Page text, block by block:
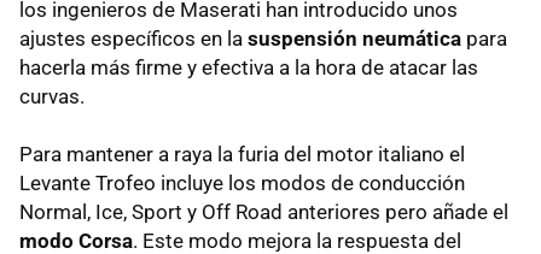
los ingenieros de Maserati han introducido unos
ajustes específicos en la suspensión neumática para
hacerla más firme y efectiva a la hora de atacar las
curvas.
Para mantener a raya la furia del motor italiano el
Levante Trofeo incluye los modos de conducción
Normal, Ice, Sport y Off Road anteriores pero añade el
modo Corsa. Este modo mejora la respuesta del